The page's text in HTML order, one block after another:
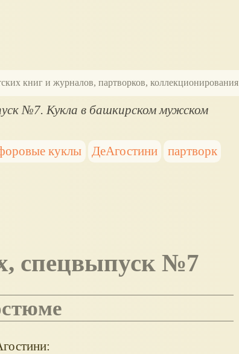
книг и журналов, партворков, коллекционирования
№7. Кукла в башкирском мужском
куклы ДеАгостини
партворк
спецвыпуск №7